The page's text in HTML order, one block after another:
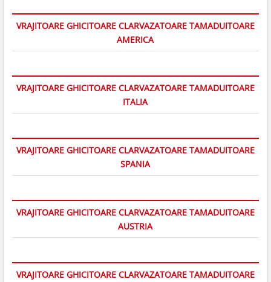
VRAJITOARE GHICITOARE CLARVAZATOARE TAMADUITOARE
AMERICA
VRAJITOARE GHICITOARE CLARVAZATOARE TAMADUITOARE
ITALIA
VRAJITOARE GHICITOARE CLARVAZATOARE TAMADUITOARE
SPANIA
VRAJITOARE GHICITOARE CLARVAZATOARE TAMADUITOARE
AUSTRIA
VRAJITOARE GHICITOARE CLARVAZATOARE TAMADUITOARE